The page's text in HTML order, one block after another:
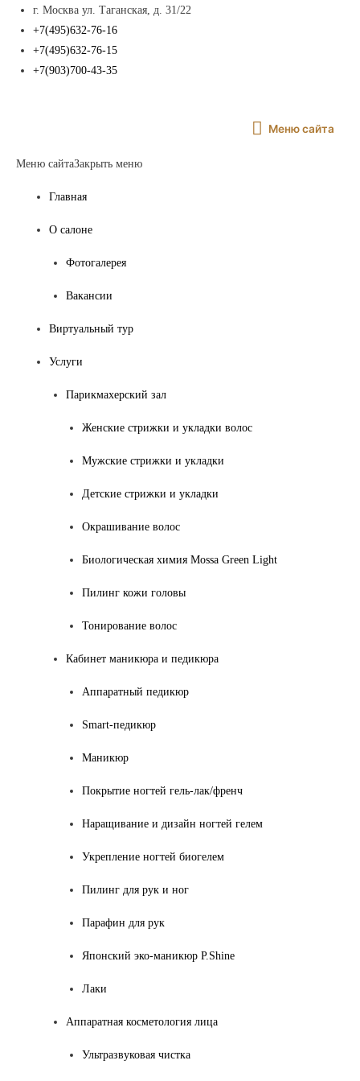
г. Москва ул. Таганская, д. 31/22
+7(495)632-76-16
+7(495)632-76-15
+7(903)700-43-35
Меню
Меню сайта
Меню сайтаЗакрыть меню
Главная
О салоне
Фотогалерея
Вакансии
Виртуальный тур
Услуги
Парикмахерский зал
Женские стрижки и укладки волос
Мужские стрижки и укладки
Детские стрижки и укладки
Окрашивание волос
Биологическая химия Mossa Green Light
Пилинг кожи головы
Тонирование волос
Кабинет маникюра и педикюра
Аппаратный педикюр
Smart-педикюр
Маникюр
Покрытие ногтей гель-лак/френч
Наращивание и дизайн ногтей гелем
Укрепление ногтей биогелем
Пилинг для рук и ног
Парафин для рук
Японский эко-маникюр P.Shine
Лаки
Аппаратная косметология лица
Ультразвуковая чистка